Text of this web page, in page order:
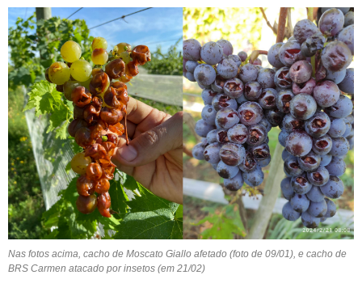
Nas fotos acima, cacho de Moscato Giallo afetado (foto de 09/01), e cacho de
BRS Carmen atacado por insetos (em 21/02)